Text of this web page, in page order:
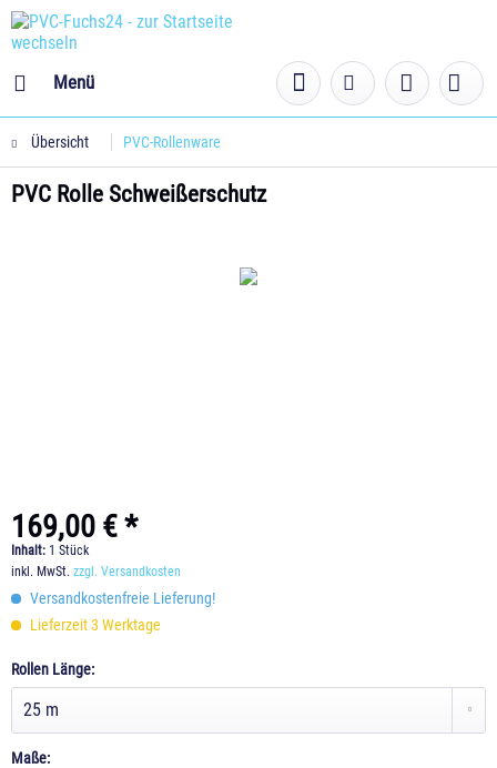
Menü
Übersicht PVC-Rollenware
PVC Rolle Schweißerschutz
169,00 € *
Inhalt: 1 Stück
inkl. MwSt. zzgl. Versandkosten
Versandkostenfreie Lieferung!
Lieferzeit 3 Werktage
Rollen Länge:
Maße: